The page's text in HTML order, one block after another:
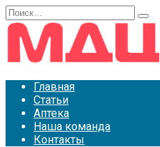
Перейти
к
содержанию
Search
for:
Главная
Статьи
Аптека
Наша команда
Контакты